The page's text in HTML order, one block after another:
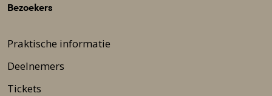
Bezoekers
Praktische informatie
Deelnemers
Tickets